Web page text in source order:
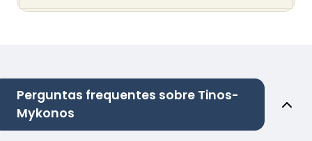
Perguntas frequentes sobre Tinos-
Mykonos